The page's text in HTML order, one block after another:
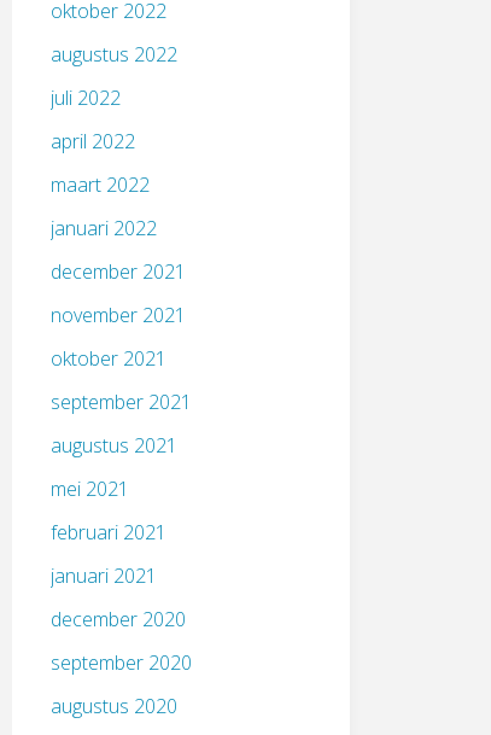
oktober 2022
augustus 2022
juli 2022
april 2022
maart 2022
januari 2022
december 2021
november 2021
oktober 2021
september 2021
augustus 2021
mei 2021
februari 2021
januari 2021
december 2020
september 2020
augustus 2020